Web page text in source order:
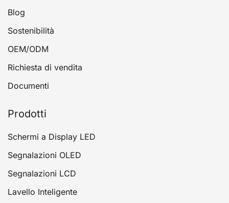
Blog
Sostenibilità
OEM/ODM
Richiesta di vendita
Documenti
Prodotti
Schermi a Display LED
Segnalazioni OLED
Segnalazioni LCD
Lavello Inteligente